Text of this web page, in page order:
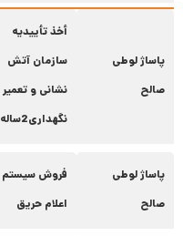
پاساژ لوطی
صالح
أخذ تأییدیه
سازمان آتش
نشانی و
نگهداری2ساله
پاساژ لوطی
صالح
فروش سیستم
اعلام حریق